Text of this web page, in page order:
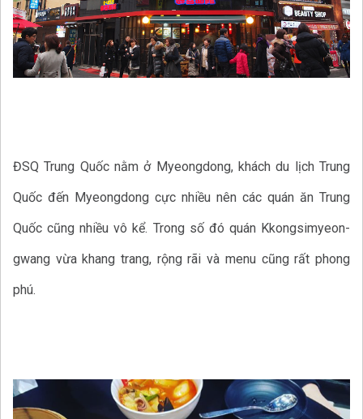
ĐSQ Trung Quốc nằm ở Myeongdong, khách du lịch Trung
Quốc đến Myeongdong cực nhiều nên các quán ăn Trung
Quốc cũng nhiều vô kể. Trong số đó quán Kkongsimyeon-
gwang vừa khang trang, rộng rãi và menu cũng rất phong
phú.